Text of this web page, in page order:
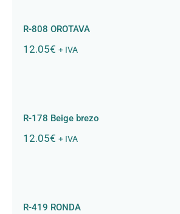
R-808 OROTAVA
12.05€ + IVA
R-178 Beige brezo
12.05€ + IVA
R-419 RONDA